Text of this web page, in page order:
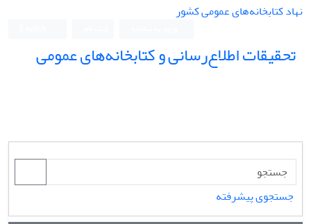
نهاد کتابخانه‌های عمومی کشور
تحقیقات اطلاع‌رسانی و کتابخانه‌های عمومی
جستجوی پیشرفته